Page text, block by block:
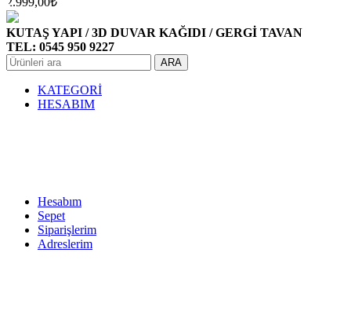
KUTAŞ YAPI / 3D DUVAR KAĞIDI / GERGİ TAVAN
TEL: 0545 950 9227
ARA
KATEGORİ
HESABIM
Hesabım
Sepet
Siparişlerim
Adreslerim